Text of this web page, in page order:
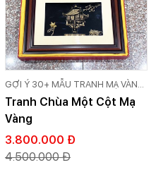
GỢI Ý 30+ MẪU TRANH MẠ VÀNG
24K CAO CẤP GOLD VIỆT
Tranh Chùa Một Cột Mạ
Vàng
3.800.000 Đ
4.500.000 Đ